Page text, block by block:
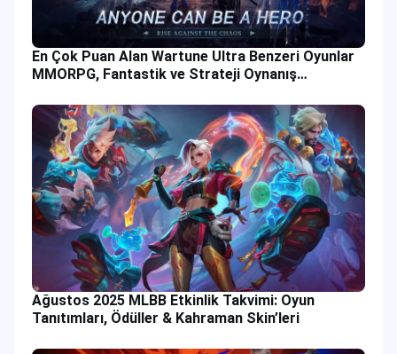
En Çok Puan Alan Wartune Ultra Benzeri Oyunlar
MMORPG, Fantastik ve Strateji Oynanış
Ağustos 2025 MLBB Etkinlik Takvimi: Oyun
Tanıtımları, Ödüller & Kahraman Skin’leri